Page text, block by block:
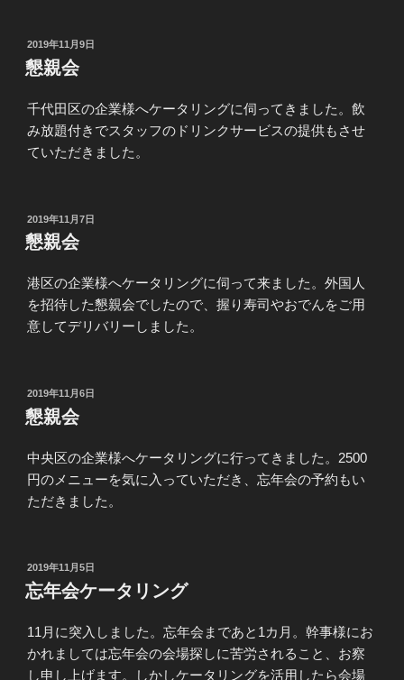
投
稿
日:
2019年11月9日
懇親会
千代田区の企業様へケータリングに伺ってきました。飲
み放題付きでスタッフのドリンクサービスの提供もさせ
ていただきました。
投
稿
日:
2019年11月7日
懇親会
港区の企業様へケータリングに伺って来ました。外国人
を招待した懇親会でしたので、握り寿司やおでんをご用
意してデリバリーしました。
投
稿
日:
2019年11月6日
懇親会
中央区の企業様へケータリングに行ってきました。2500
円のメニューを気に入っていただき、忘年会の予約もい
ただきました。
投
稿
日:
2019年11月5日
忘年会ケータリング
11月に突入しました。忘年会まであと1カ月。幹事様にお
かれましては忘年会の会場探しに苦労されること、お察
し申し上げます。しかしケータリングを活用したら会場